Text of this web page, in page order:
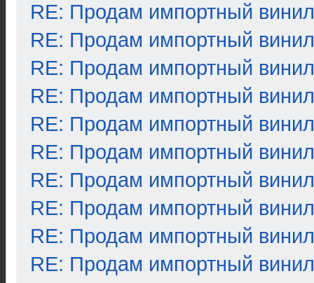
RE: Продам импортный винил
RE: Продам импортный винил
RE: Продам импортный винил
RE: Продам импортный винил
RE: Продам импортный винил
RE: Продам импортный винил
RE: Продам импортный винил
RE: Продам импортный винил
RE: Продам импортный винил
RE: Продам импортный винил